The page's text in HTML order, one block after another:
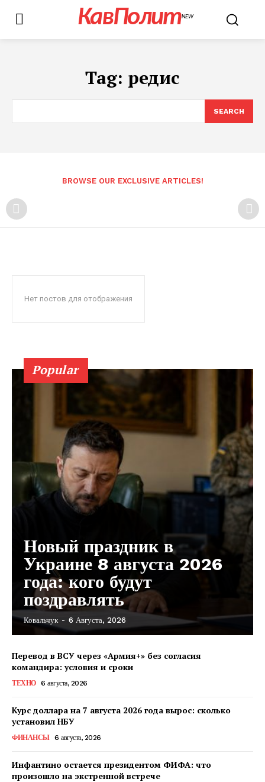
КавПолитNEW
Tag: редис
SEARCH
BROWSE OUR EXCLUSIVE ARTICLES!
Нет постов для отображения
Popular
Новый праздник в
Украине 8 августа 2026
года: кого будут
поздравлять
Ковальчук - 6 Августа, 2026
Перевод в ВСУ через «Армия+» без согласия
командира: условия и сроки
ТЕХНО 6 августа, 2026
Курс доллара на 7 августа 2026 года вырос: сколько
установил НБУ
ФИНАНСЫ 6 августа, 2026
Инфантино остается президентом ФИФА: что
произошло на экстренной встрече